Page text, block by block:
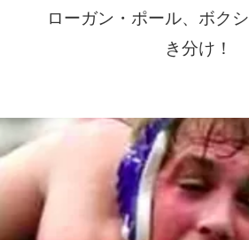
ローガン・ポール、ボク
き分け！